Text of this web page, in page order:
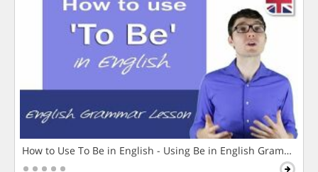
How to Use To Be in English - Using Be in English Grammar